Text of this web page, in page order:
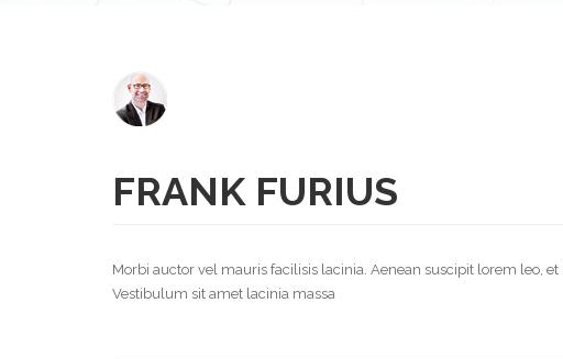
FRANK FURIUS
Morbi auctor vel mauris facilisis lacinia. Aenean suscipit lorem leo,
Vestibulum sit amet lacinia massa